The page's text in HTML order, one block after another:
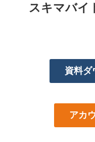
スキマバイ
資料ダ
アカ